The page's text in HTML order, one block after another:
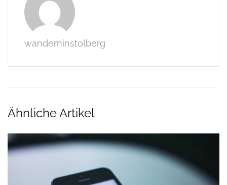
wanderninstolberg
Ähnliche Artikel